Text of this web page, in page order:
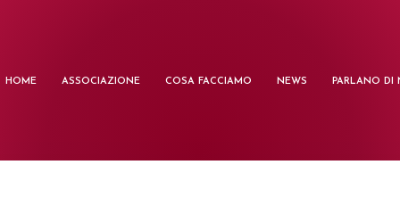
HOME ASSOCIAZIONE COSA FACCIAMO NEWS PARLANO DI